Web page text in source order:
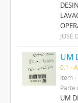
JOSÉ
0.1 -
Item
Parte
UM